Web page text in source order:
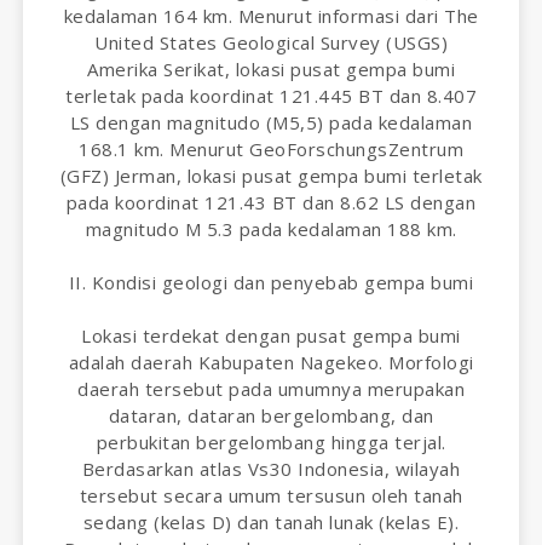
kedalaman 164 km. Menurut informasi dari The
United States Geological Survey (USGS)
Amerika Serikat, lokasi pusat gempa bumi
terletak pada koordinat 121.445 BT dan 8.407
LS dengan magnitudo (M5,5) pada kedalaman
168.1 km. Menurut GeoForschungsZentrum
(GFZ) Jerman, lokasi pusat gempa bumi terletak
pada koordinat 121.43 BT dan 8.62 LS dengan
magnitudo M 5.3 pada kedalaman 188 km.
II. Kondisi geologi dan penyebab gempa bumi
Lokasi terdekat dengan pusat gempa bumi
adalah daerah Kabupaten Nagekeo. Morfologi
daerah tersebut pada umumnya merupakan
dataran, dataran bergelombang, dan
perbukitan bergelombang hingga terjal.
Berdasarkan atlas Vs30 Indonesia, wilayah
tersebut secara umum tersusun oleh tanah
sedang (kelas D) dan tanah lunak (kelas E).